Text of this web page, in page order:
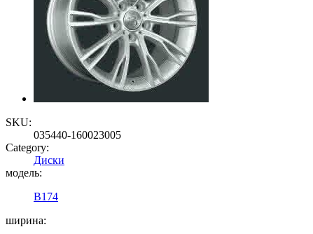
SKU:
035440-160023005
Category:
Диски
модель:
B174
ширина: